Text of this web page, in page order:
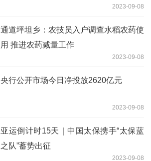
2023-09-08
通道坪坦乡：农技员入户调查水稻农药使
用 推进农药减量工作
2023-09-08
央行公开市场今日净投放2620亿元
2023-09-08
亚运倒计时15天｜中国太保携手“太保蓝
之队”蓄势出征
2023-09-08